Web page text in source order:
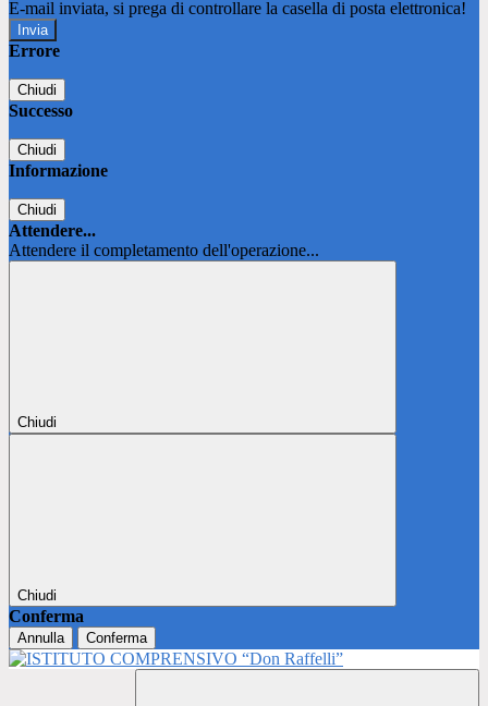
E-mail inviata, si prega di controllare la casella di posta elettronica!
Errore
Chiudi
Successo
Chiudi
Informazione
Chiudi
Attendere...
Attendere il completamento dell'operazione...
Chiudi
Chiudi
Conferma
Annulla Conferma